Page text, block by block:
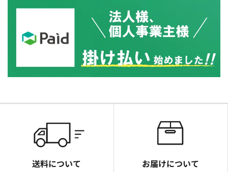
送料について お届けについて